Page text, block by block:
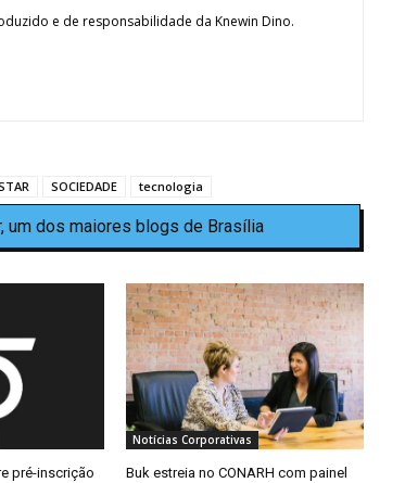
e de responsabilidade da Knewin Dino.
SOCIEDADE tecnologia
um dos maiores blogs de Brasília
pré-inscrição
Notícias Corporativas
Buk estreia no CONARH com painel